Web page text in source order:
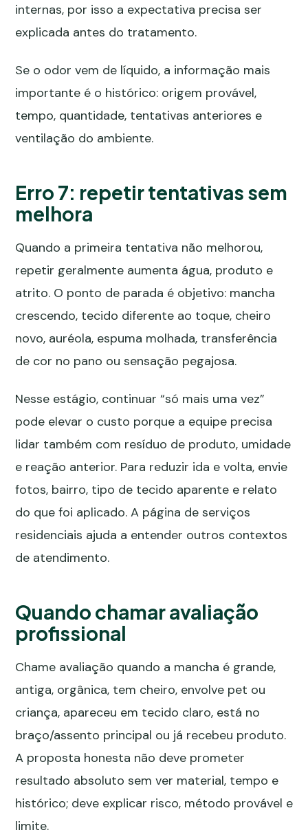
internas, por isso a expectativa precisa ser
explicada antes do tratamento.
Se o odor vem de líquido, a informação mais
importante é o histórico: origem provável,
tempo, quantidade, tentativas anteriores e
ventilação do ambiente.
Erro 7: repetir tentativas sem
melhora
Quando a primeira tentativa não melhorou,
repetir geralmente aumenta água, produto e
atrito. O ponto de parada é objetivo: mancha
crescendo, tecido diferente ao toque, cheiro
novo, auréola, espuma molhada, transferência
de cor no pano ou sensação pegajosa.
Nesse estágio, continuar “só mais uma vez”
pode elevar o custo porque a equipe precisa
lidar também com resíduo de produto, umidade
e reação anterior. Para reduzir ida e volta, envie
fotos, bairro, tipo de tecido aparente e relato
do que foi aplicado. A página de serviços
residenciais ajuda a entender outros contextos
de atendimento.
Quando chamar avaliação
profissional
Chame avaliação quando a mancha é grande,
antiga, orgânica, tem cheiro, envolve pet ou
criança, apareceu em tecido claro, está no
braço/assento principal ou já recebeu produto.
A proposta honesta não deve prometer
resultado absoluto sem ver material, tempo e
histórico; deve explicar risco, método provável e
limite.